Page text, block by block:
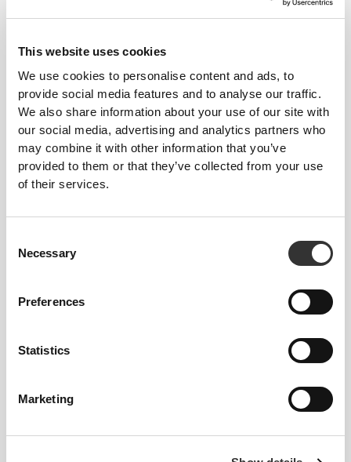
This website uses cookies
We use cookies to personalise content and ads, to
provide social media features and to analyse our traffic.
We also share information about your use of our site with
our social media, advertising and analytics partners who
may combine it with other information that you’ve
provided to them or that they’ve collected from your use
of their services.
Selection
Necessary
Preferences
Statistics
Marketing
Sprawdź tabelę rozmiarów w opisie produktu.
Wzrost modelki: 1,67 m - 5'5" | Modelka ma na
sobie rozmiar S
Skład
96% Polyamide
4% Elastane
Made in Portugal
Przewodnik po rozmiarach